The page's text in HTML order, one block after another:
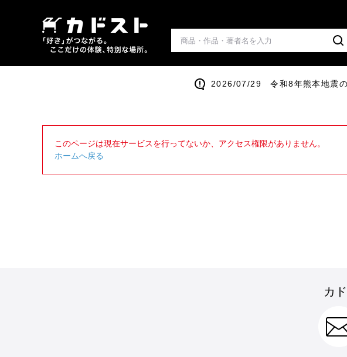
2026/07/29 令和8年熊本地震の
このページは現在サービスを行ってないか、アクセス権限がありません。
ホームへ戻る
カ